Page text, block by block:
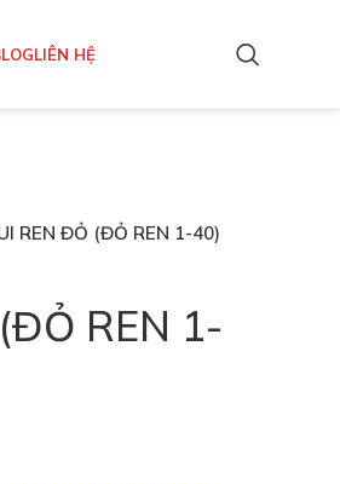
LIÊN HỆ
REN ĐỎ (ĐỎ REN 1-40)
REN 1-